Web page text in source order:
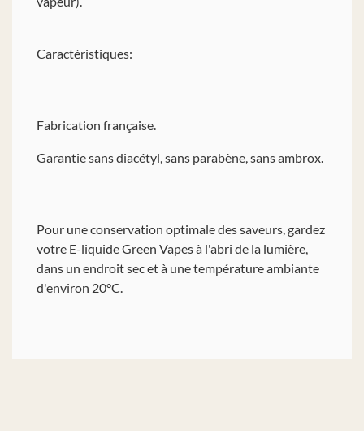
Caractéristiques:
Fabrication française.
Garantie sans diacétyl, sans parabène, sans ambrox.
Pour une conservation optimale des saveurs, gardez
votre E-liquide Green Vapes à l'abri de la lumière,
dans un endroit sec et à une température ambiante
d'environ 20°C.